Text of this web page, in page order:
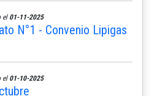
el 01-11-2025
N°1 - Convenio Lipigas
el 01-10-2025